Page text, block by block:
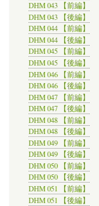
DHM 043 【前編】
DHM 043 【後編】
DHM 044 【前編】
DHM 044 【後編】
DHM 045 【前編】
DHM 045 【後編】
DHM 046 【前編】
DHM 046 【後編】
DHM 047 【前編】
DHM 047 【後編】
DHM 048 【前編】
DHM 048 【後編】
DHM 049 【前編】
DHM 049 【後編】
DHM 050 【前編】
DHM 050 【後編】
DHM 051 【前編】
DHM 051 【後編】